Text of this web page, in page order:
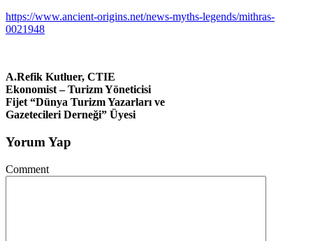
https://www.ancient-origins.net/news-myths-legends/mithras-
0021948
A.Refik Kutluer, CTIE
Ekonomist – Turizm Yöneticisi
Fijet “Dünya Turizm Yazarları ve
Gazetecileri Derneği” Üyesi
Yorum Yap
Comment